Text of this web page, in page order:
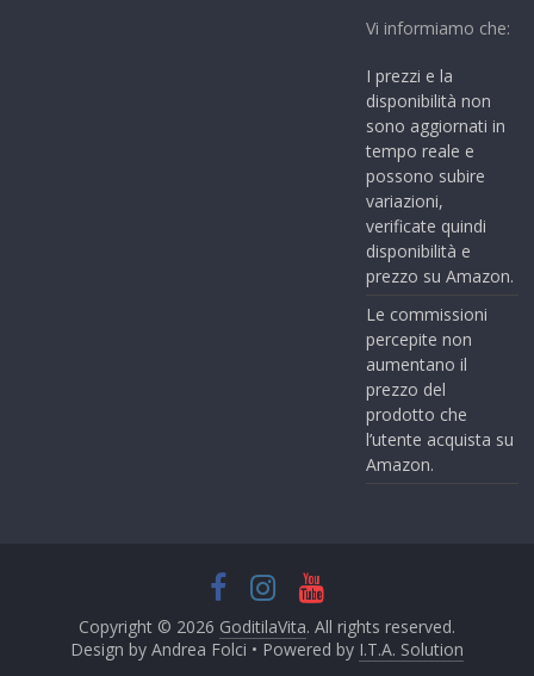
Vi informiamo che:
I prezzi e la
disponibilità non
sono aggiornati in
tempo reale e
possono subire
variazioni,
verificate quindi
disponibilità e
prezzo su Amazon.
Le commissioni
percepite non
aumentano il
prezzo del
prodotto che
l’utente acquista su
Amazon.
Copyright © 2026 GoditilaVita. All rights reserved.
Design by Andrea Folci • Powered by I.T.A. Solution